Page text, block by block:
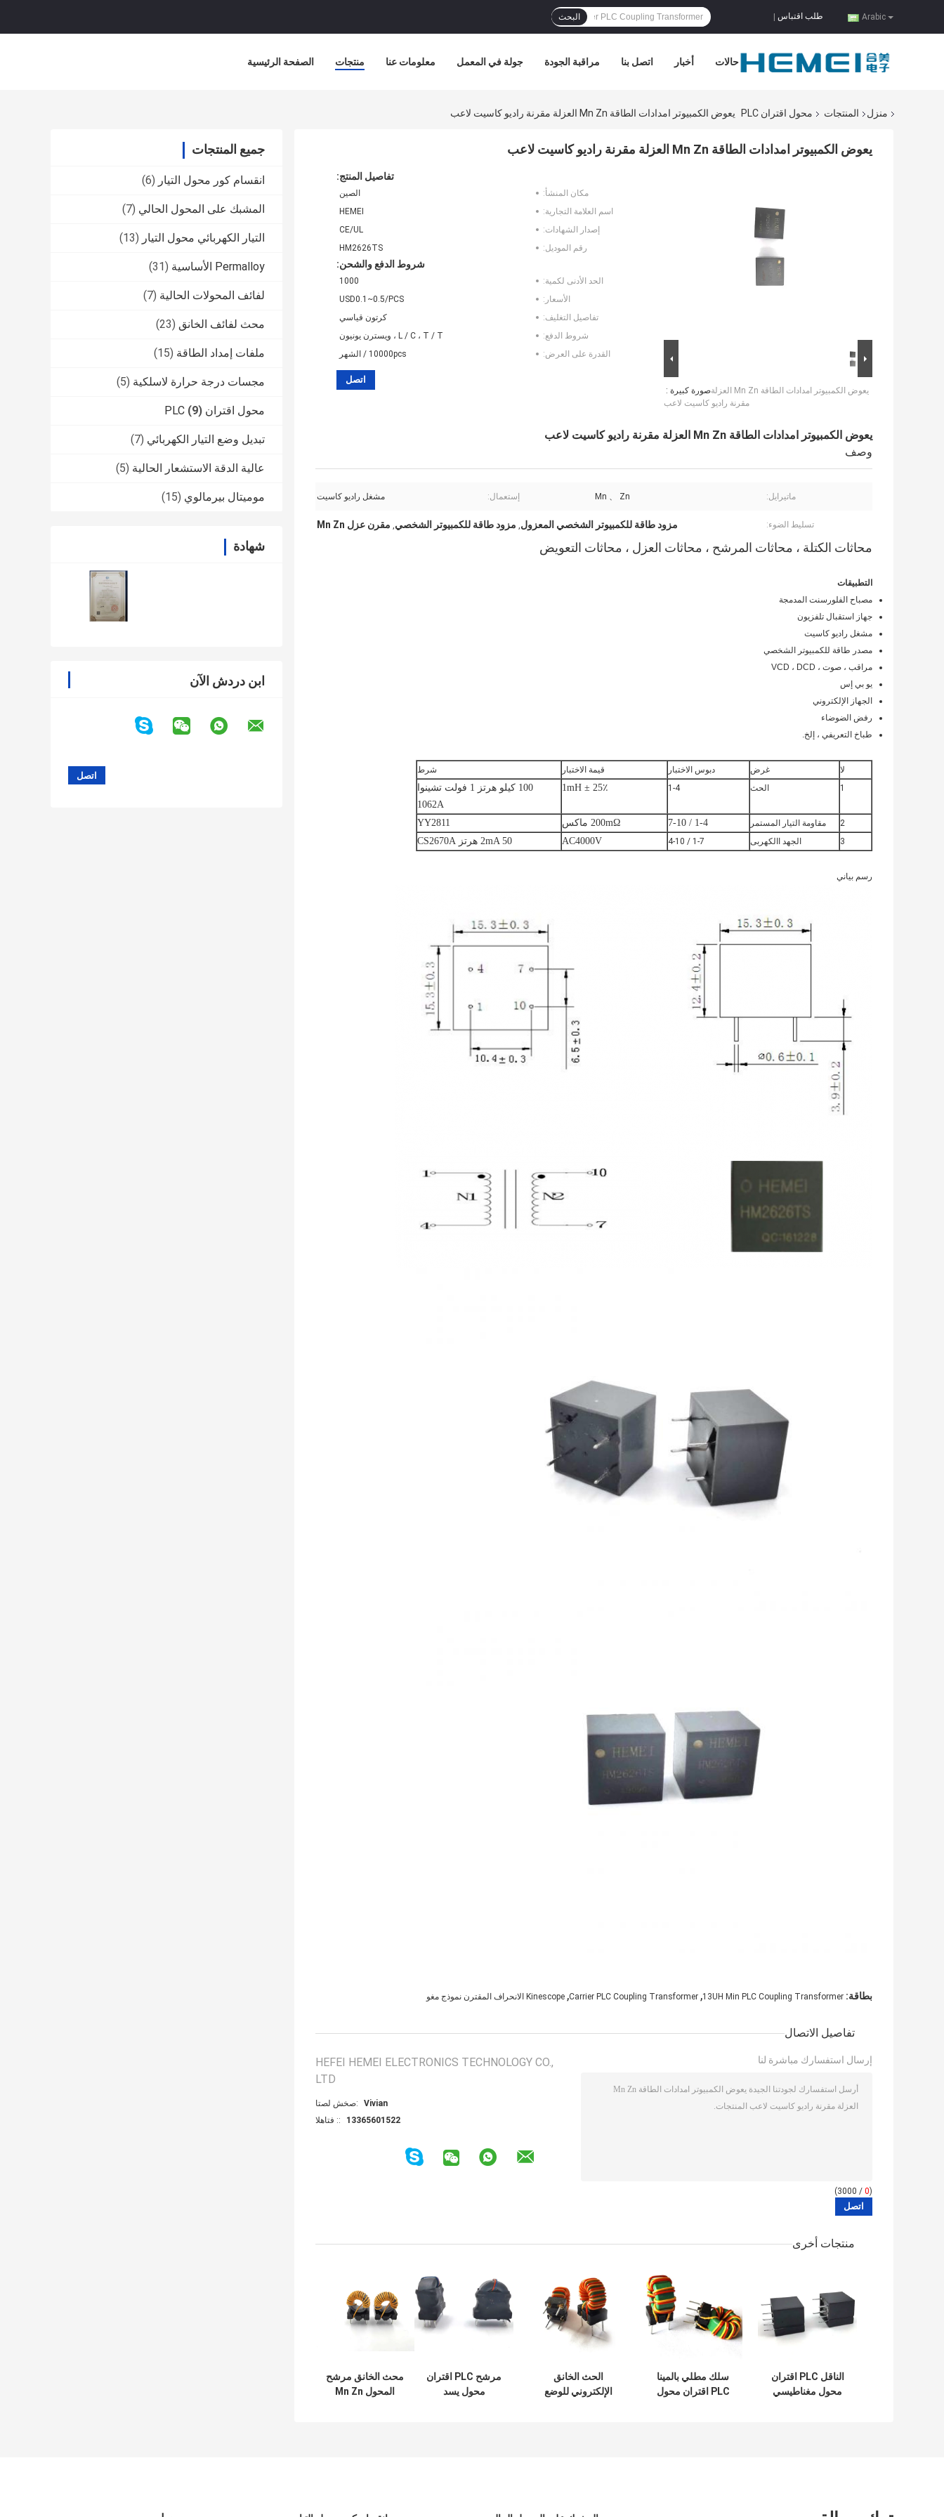
Arabic طلب اقتباس البحث
الصفحة الرئيسية منتجات معلومات عنا جولة في المعمل مراقبة الجودة اتصل بنا أخبار حالات
منزل المنتجات محول اقتران PLC يعوض الكمبيوتر امدادات الطاقة Mn Zn العزلة مقرنة راديو كاسيت لاعب
جميع المنتجات
انقسام كور محول التيار (6)
المشبك على المحول الحالي (7)
التيار الكهربائي محول التيار (13)
Permalloy الأساسية (31)
لفائف المحولات الحالية (7)
محث لفائف الخانق (23)
ملفات إمداد الطاقة (15)
مجسات درجة حرارة لاسلكية (5)
محول اقتران PLC (9)
تبديل وضع التيار الكهربائي (7)
عالية الدقة الاستشعار الحالية (5)
موميتال بيرمالوي (15)
شهادة
ابن دردش الآن
يعوض الكمبيوتر امدادات الطاقة Mn Zn العزلة مقرنة راديو كاسيت لاعب
صورة كبيرة :يعوض الكمبيوتر امدادات الطاقة Mn Zn العزلة
مقرنة راديو كاسيت لاعب
تفاصيل المنتج:
مكان المنشأ:
الصين
اسم العلامة التجارية:
HEMEI
إصدار الشهادات:
CE/UL
رقم الموديل:
HM2626TS
شروط الدفع والشحن:
الحد الأدنى لكمية:
1000
الأسعار:
USD0.1~0.5/PCS
تفاصيل التغليف:
كرتون قياسي
شروط الدفع:
L / C ، T / T ، ويسترن يونيون
القدرة على العرض:
10000pcs / الشهر
اتصل
يعوض الكمبيوتر امدادات الطاقة Mn Zn العزلة مقرنة راديو كاسيت لاعب
وصف
ماتيرايل: Mn 、 Zn إستعمال: مشغل راديو كاسيت
تسليط الضوء: مزود طاقة للكمبيوتر الشخصي المعزول, مزود طاقة للكمبيوتر الشخصي, مقرن عزل Mn Zn
محاثات الكتلة ، محاثات المرشح ، محاثات العزل ، محاثات التعويض
التطبيقات
مصباح الفلورسنت المدمجة
جهاز استقبال تلفزيون
مشغل راديو كاسيت
مصدر طاقة للكمبيوتر الشخصي
مراقب ، صوت ، VCD ، DCD
يو بي إس
الجهاز الإلكتروني
رفض الضوضاء
طباخ التعريفي ، إلخ.
لا غرض دبوس الاختبار قيمة الاختبار
شرط
1
الحث 1-4 1mH ± 25٪
100 كيلو هرتز 1 فولت تشينوا
1062A
2 مقاومة التيار المستمر 1-4 / 7-10 200mΩ ماكس YY2811
3 الجهد االكهربى 1-7 / 4-10
AC4000V 2mA 50 هرتز CS2670A
رسم بياني
بطاقة: 13UH Min PLC Coupling Transformer
,
Carrier PLC Coupling Transformer
, Kinescope الانحراف المقترن نموذج مغو
تفاصيل الاتصال
HEFEI HEMEI ELECTRONICS TECHNOLOGY CO.,
LTD
اتصل شخص:
Vivian
الهاتف ::
13365601522
إرسال استفسارك مباشرة لنا
(
0
/ 3000)
منتجات أخرى
الناقل PLC اقتران
محول مغناطيسي
سلك مطلي بالمينا
PLC اقتران محول
الحث الخانق
الإلكتروني للوضع
مرشح PLC اقتران
محول يسد
محث الخانق مرشح
المحول Mn Zn